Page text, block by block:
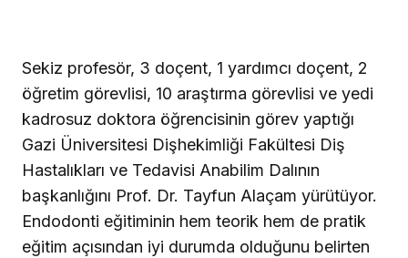
Sekiz profesör, 3 doçent, 1 yardımcı doçent, 2
öğretim görevlisi, 10 araştırma görevlisi ve yedi
kadrosuz doktora öğrencisinin görev yaptığı
Gazi Üniversitesi Dişhekimliği Fakültesi Diş
Hastalıkları ve Tedavisi Anabilim Dalının
başkanlığını Prof. Dr. Tayfun Alaçam yürütüyor.
Endodonti eğitiminin hem teorik hem de pratik
eğitim açısından iyi durumda olduğunu belirten